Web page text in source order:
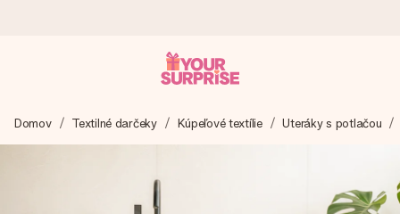
Váš darček starostlivo vyrobíme a bleskovo odošleme –
aby ste ho mohli darovať presne v ten správny okamih, keď
Domov Textilné darčeky Kúpeľové textílie Uteráky s potlačou